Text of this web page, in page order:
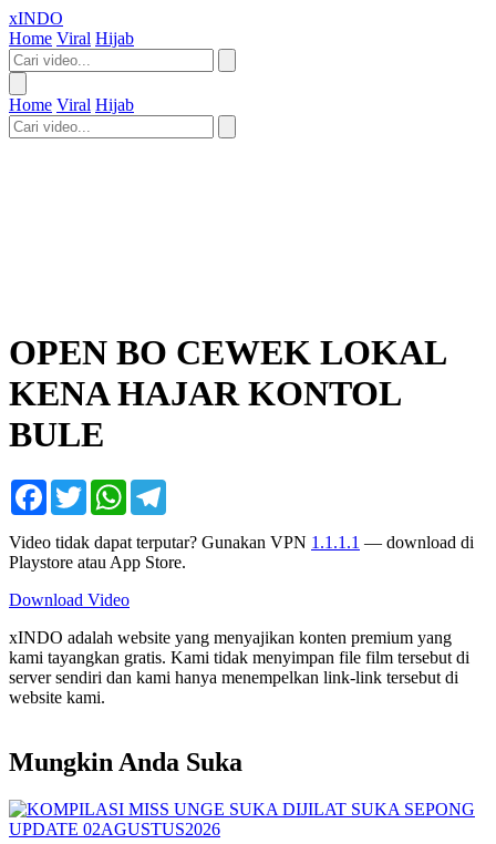
xINDO
Home Viral Hijab
Home Viral Hijab
OPEN BO CEWEK LOKAL
KENA HAJAR KONTOL
BULE
Facebook
TwitterWhatsApp
Video tidak dapat terputar? Gunakan VPN 1.1.1.1 — download di
Playstore atau App Store.
Download Video
xINDO adalah website yang menyajikan konten premium yang
kami tayangkan gratis. Kami tidak menyimpan file film tersebut di
server sendiri dan kami hanya menempelkan link-link tersebut di
website kami.
Mungkin Anda Suka